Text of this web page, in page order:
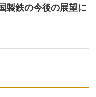
製鉄の今後の展望に